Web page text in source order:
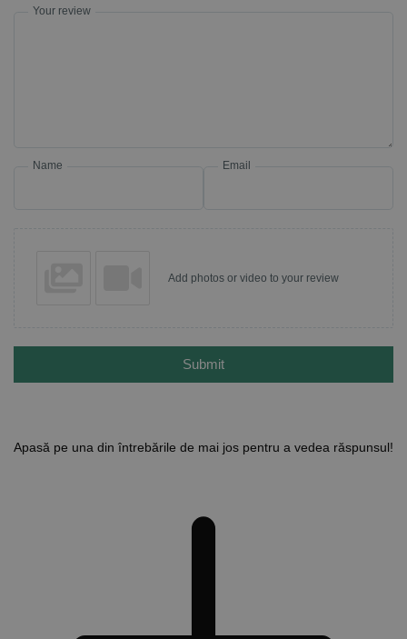
Your review
Name Email
Add photos or video to your review
Submit
Apasă pe una din întrebările de mai jos pentru a vedea răspunsul!